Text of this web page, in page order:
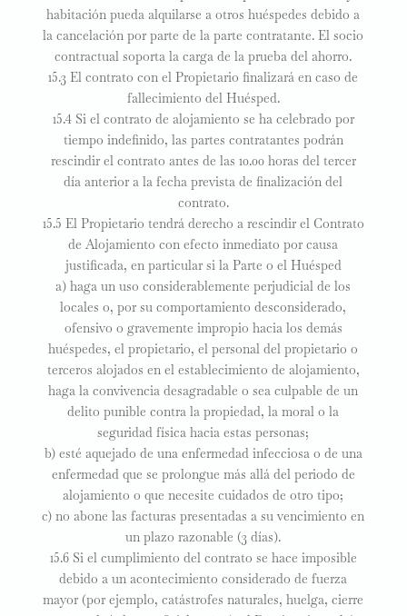
habitación pueda alquilarse a otros huéspedes debido a
la cancelación por parte de la parte contratante. El socio
contractual soporta la carga de la prueba del ahorro.
15.3 El contrato con el Propietario finalizará en caso de
fallecimiento del Huésped.
15.4 Si el contrato de alojamiento se ha celebrado por
tiempo indefinido, las partes contratantes podrán
rescindir el contrato antes de las 10.00 horas del tercer
día anterior a la fecha prevista de finalización del
contrato.
15.5 El Propietario tendrá derecho a rescindir el Contrato
de Alojamiento con efecto inmediato por causa
justificada, en particular si la Parte o el Huésped
a) haga un uso considerablemente perjudicial de los
locales o, por su comportamiento desconsiderado,
ofensivo o gravemente impropio hacia los demás
huéspedes, el propietario, el personal del propietario o
terceros alojados en el establecimiento de alojamiento,
haga la convivencia desagradable o sea culpable de un
delito punible contra la propiedad, la moral o la
seguridad física hacia estas personas;
b) esté aquejado de una enfermedad infecciosa o de una
enfermedad que se prolongue más allá del periodo de
alojamiento o que necesite cuidados de otro tipo;
c) no abone las facturas presentadas a su vencimiento en
un plazo razonable (3 días).
15.6 Si el cumplimiento del contrato se hace imposible
debido a un acontecimiento considerado de fuerza
mayor (por ejemplo, catástrofes naturales, huelga, cierre